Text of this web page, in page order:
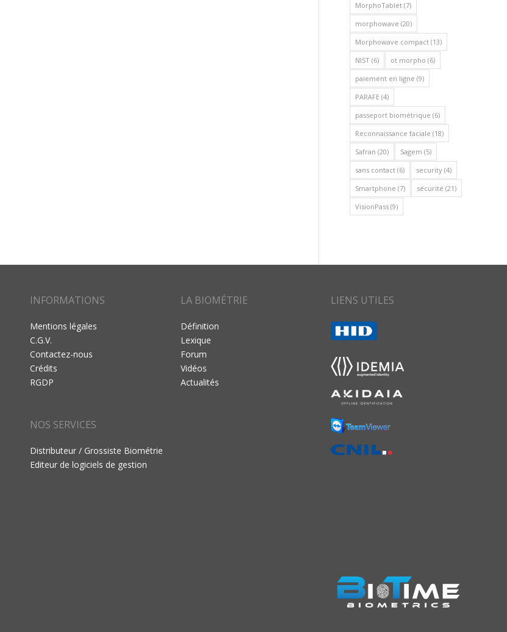
MorphoTablet (7)
morphowave (20)
Morphowave compact (13)
NIST (6) ot morpho (6)
paiement en ligne (9)
PARAFE (4)
passeport biométrique (6)
Reconnaissance faciale (18)
Safran (20) Sagem (5)
sans contact (6) security (4)
Smartphone (7) sécurité (21)
VisionPass (9)
INFORMATIONS
Mentions légales
C.G.V.
Contactez-nous
Crédits
RGDP
NOS SERVICES
Distributeur / Grossiste Biométrie
Editeur de logiciels de gestion
LA BIOMÉTRIE
Définition
Lexique
Forum
Vidéos
Actualités
LIENS UTILES